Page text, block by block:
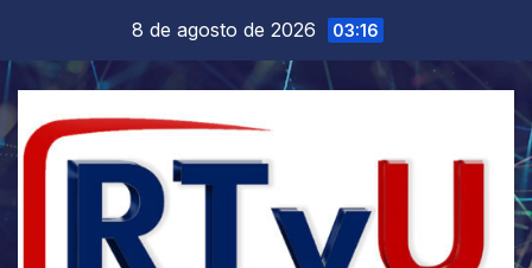
contenido
8 de agosto de 2026 03:16